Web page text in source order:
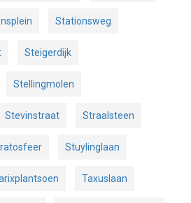
Stationsweg
Steigerdijk
Stellingmolen
Stevinstraat Straalsteen
Stuylinglaan
Taxuslaan